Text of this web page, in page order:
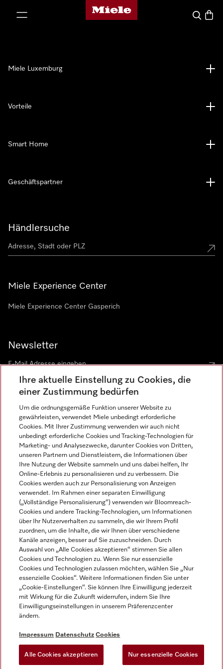
Miele-Homepage
Suche
Händlersuche
Miele Experience Center
Miele Experience Center Gasperich
Newsletter
Sprache
DEUTSCH
Miele Luxemburg
Vorteile
Smart Home
Geschäftspartner
Impressum
AGB
Datenschutz
Nutzungsbedingungen
Gesetzen über digitale Dienste
Cookie-Einstellungen
Miele auf Instagram
Miele auf Youtube
Ihre aktuelle Einstellung zu Cookies, die
einer Zustimmung bedürfen
Um die ordnungsgemäße Funktion unserer Website zu
gewährleisten, verwendet Miele unbedingt erforderliche
Cookies. Mit Ihrer Zustimmung verwenden wir auch nicht
unbedingt erforderliche Cookies und Tracking-Technologien für
Marketing- und Analysezwecke, darunter Cookies von Dritten,
unseren Partnern und Dienstleistern, die Informationen über
Ihre Nutzung der Website sammeln und uns dabei helfen, Ihr
Online-Erlebnis zu personalisieren und zu verbessern. Die
Cookies werden auch zur Personalisierung von Anzeigen
verwendet. Im Rahmen einer separaten Einwilligung
(„Vollständige Personalisierung“) verwenden wir Bloomreach-
Cookies und andere Tracking-Technologien, um Informationen
über Ihr Nutzerverhalten zu sammeln, die wir Ihrem Profil
zuordnen, um die Inhalte, die wir Ihnen über verschiedene
Kanäle anzeigen, besser auf Sie zuzuschneiden. Durch
Auswahl von „Alle Cookies akzeptieren“ stimmen Sie allen
Cookies und Technologien zu. Wenn Sie nur essenzielle
Cookies und Technologien zulassen möchten, wählen Sie „Nur
essenzielle Cookies“. Weitere Informationen finden Sie unter
„Cookie-Einstellungen“. Sie können Ihre Einwilligung jederzeit
mit Wirkung für die Zukunft widerrufen, indem Sie Ihre
Einwilligungseinstellungen in unserem Präferenzcenter
ändern.
Impressum Datenschutz Cookies
Alle Cookies akzeptieren Nur essenzielle Cookies